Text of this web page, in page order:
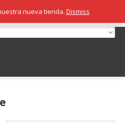
nueva tienda. Dismiss